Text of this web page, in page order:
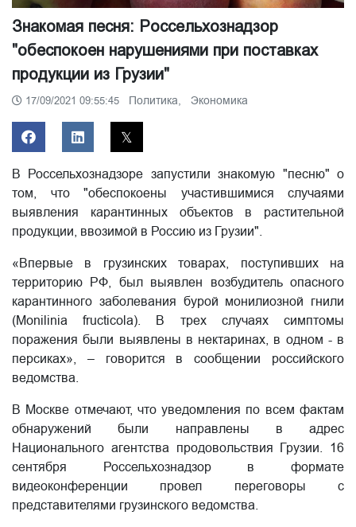
Знакомая песня: Россельхознадзор
"обеспокоен нарушениями при поставках
продукции из Грузии"
17/09/2021 09:55:45 Политика, Экономика
В Россельхознадзоре запустили знакомую "песню" о
том, что "обеспокоены участившимися случаями
выявления карантинных объектов в растительной
продукции, ввозимой в Россию из Грузии".
«Впервые в грузинских товарах, поступивших на
территорию РФ, был выявлен возбудитель опасного
карантинного заболевания бурой монилиозной гнили
(Monilinia fructicola). В трех случаях симптомы
поражения были выявлены в нектаринах, в одном - в
персиках», – говорится в сообщении российского
ведомства.
В Москве отмечают, что уведомления по всем фактам
обнаружений были направлены в адрес
Национального агентства продовольствия Грузии. 16
сентября Россельхознадзор в формате
видеоконференции провел переговоры с
представителями грузинского ведомства.